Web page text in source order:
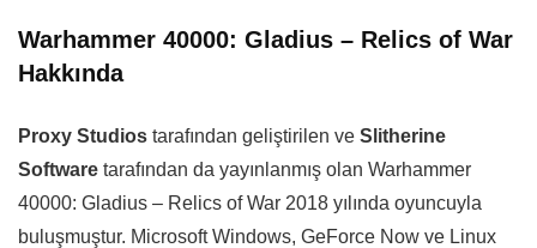
Warhammer 40000: Gladius – Relics of War
Hakkında
Proxy Studios tarafından geliştirilen ve Slitherine
Software tarafından da yayınlanmış olan Warhammer
40000: Gladius – Relics of War 2018 yılında oyuncuyla
buluşmuştur. Microsoft Windows, GeForce Now ve Linux